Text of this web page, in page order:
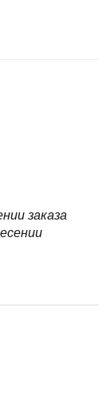
заказа